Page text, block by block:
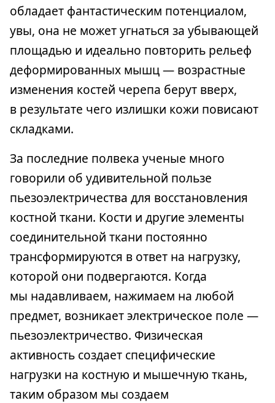
обладает фантастическим потенциалом,
увы, она не может угнаться за убывающей
площадью и идеально повторить рельеф
деформированных мышц — возрастные
изменения костей черепа берут вверх,
в результате чего излишки кожи повисают
складками.
За последние полвека ученые много
говорили об удивительной пользе
пьезоэлектричества для восстановления
костной ткани. Кости и другие элементы
соединительной ткани постоянно
трансформируются в ответ на нагрузку,
которой они подвергаются. Когда
мы надавливаем, нажимаем на любой
предмет, возникает электрическое поле —
пьезоэлектричество. Физическая
активность создает специфические
нагрузки на костную и мышечную ткань,
таким образом мы создаем